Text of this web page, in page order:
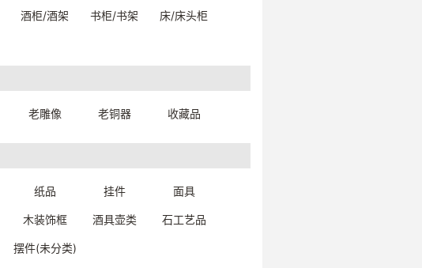
4100880060999
酒柜/酒架 书柜/书架 床/床头柜
老雕像 老铜器 收藏品
纸品 挂件 面具
木装饰框 酒具壶类 石工艺品
摆件(未分类)